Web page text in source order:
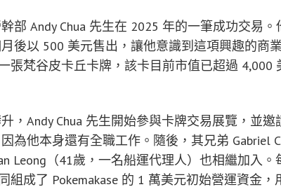
部 Andy Chua 先生在 2025 年的一筆成功交易
後以 500 美元售出，讓他意識到這項興趣的商
張梵谷皮卡丘卡牌，該卡目前市值已超過 4,000
，Andy Chua 先生開始參與卡牌交易展覽，並邀
為他本身還有全職工作。隨後，其兄弟 Gabriel
Leong（41歲，一名船運代理人）也相繼加入
組成了 Pokemakase 的 1 萬美元初始營運資金，